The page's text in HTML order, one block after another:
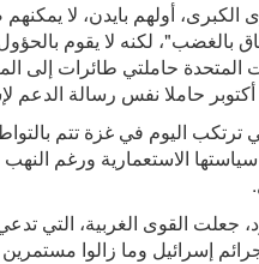
الكبرى، أولهم بايدن، لا
بالغضب"، لكنه لا يقوم
المتحدة حاملتي طائرات إلى
أكتوبر حاملا نفس رسالة الدعم
ترتكب اليوم في غزة تتم
الاستعمارية ورغم
جعلت القوى الغربية، التي
إسرائيل وما زالوا